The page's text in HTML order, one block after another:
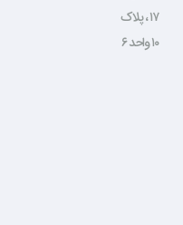
۱۷ ، پلاک
۱۰ واحد ۶